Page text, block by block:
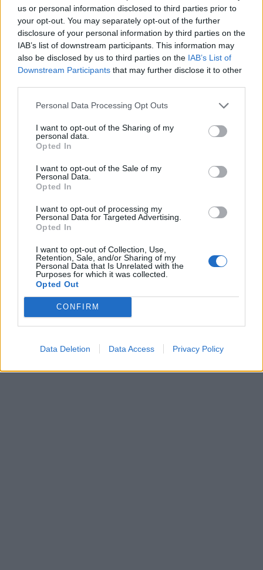
us or personal information disclosed to third parties prior to
your opt-out. You may separately opt-out of the further
disclosure of your personal information by third parties on the
IAB’s list of downstream participants. This information may
also be disclosed by us to third parties on the IAB’s List of
Downstream Participants that may further disclose it to other
Personal Data Processing Opt Outs
I want to opt-out of the Sharing of my
personal data.
Opted In
I want to opt-out of the Sale of my
Personal Data.
Opted In
I want to opt-out of processing my
Personal Data for Targeted Advertising.
Opted In
I want to opt-out of Collection, Use,
Retention, Sale, and/or Sharing of my
Personal Data that Is Unrelated with the
Purposes for which it was collected.
Opted Out
CONFIRM
Data Deletion Data Access Privacy Policy